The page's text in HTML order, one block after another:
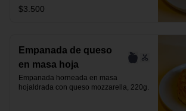
especias.
$3.500
Empanada de queso
en masa hoja
Empanada horneada en masa
hojaldrada con queso mozzarella, 220g.